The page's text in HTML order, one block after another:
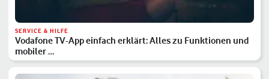
SERVICE & HILFE
Vodafone TV-App einfach erklärt: Alles zu Funktionen und
mobiler …